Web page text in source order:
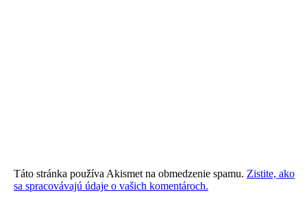
Táto stránka používa Akismet na obmedzenie spamu. Zistite, ako
sa spracovávajú údaje o vašich komentároch.